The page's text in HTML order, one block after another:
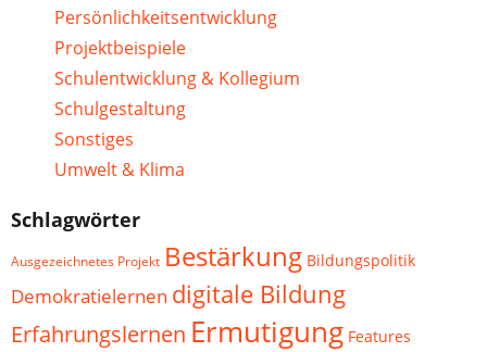
Persönlichkeitsentwicklung
Projektbeispiele
Schulentwicklung & Kollegium
Schulgestaltung
Sonstiges
Umwelt & Klima
Schlagwörter
Ausgezeichnetes Projekt Bestärkung Bildungspolitik
Demokratielernen digitale Bildung
Erfahrungslernen Ermutigung Features